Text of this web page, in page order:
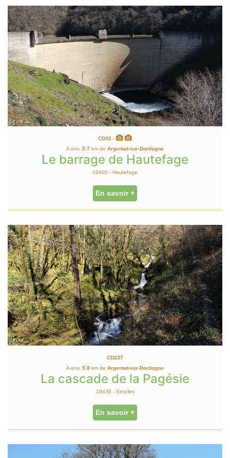
CD32 -
A env. 5.7 km de Argentat-sur-Dordogne
Le barrage de Hautefage
19400 - Hautefage
En savoir +
CD237
A env. 5.8 km de Argentat-sur-Dordogne
La cascade de la Pagésie
19430 - Sexcles
En savoir +